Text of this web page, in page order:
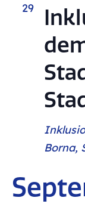
29
Borna,